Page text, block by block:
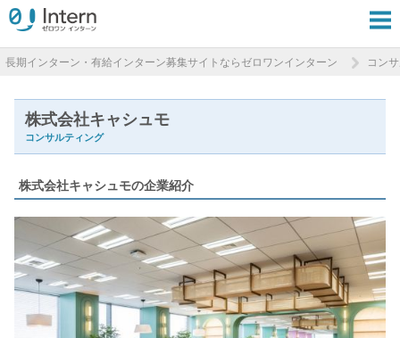
長期インターン・有給インターン募集サイトならゼロワンインターン コン
株式会社キャシュモ
コンサルティング
株式会社キャシュモの企業紹介